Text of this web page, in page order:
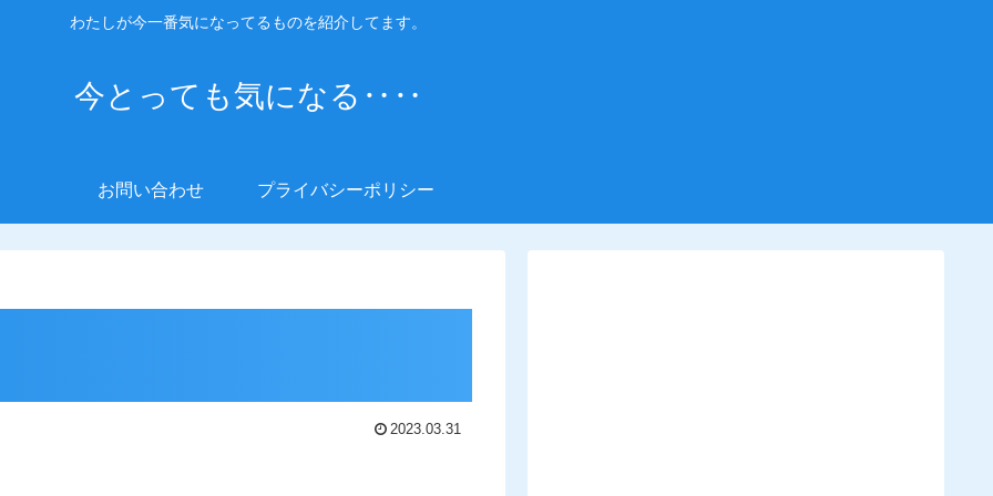
わたしが今一番気になってるものを紹介してます。
今とっても気になる‥‥
お問い合わせ プライバシーポリシー
2023.03.31